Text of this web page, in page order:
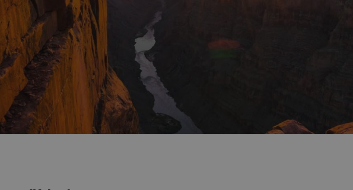
park Grand Canyon je státem chráněné území v USA. Byl založen v roce
části USA, ve státě Arizona. Současnou podobu získal Grand Canyon
Colorado, která se dnem kaňonu klikatí dodnes.
park Grand Canyon je jednou z nejznámějších světových turistických
miliónů lidí, nejen ze států USA, ale i z celého světa (ze Spojených států
Nejvíce zahraničních turistů je z Anglie, Kanady, Japonska a Německa.